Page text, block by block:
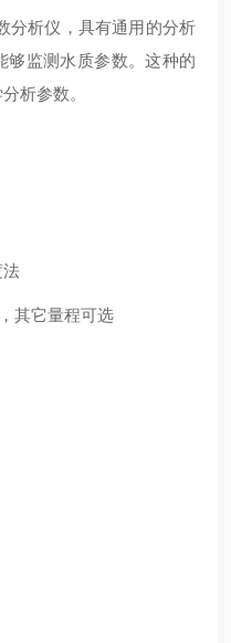
分析仪，具有通用的分析
够监测水质参数。这种的
析参数。
法
其它量程可选